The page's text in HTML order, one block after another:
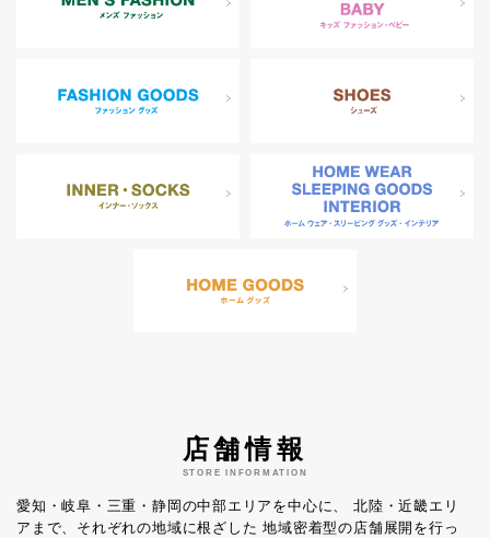
店舗情報
STORE INFORMATION
愛知・岐阜・三重・静岡の中部エリアを中心に、
北陸・近畿エリ
アまで、それぞれの地域に根ざした 地域密着型の店舗展開を行っ